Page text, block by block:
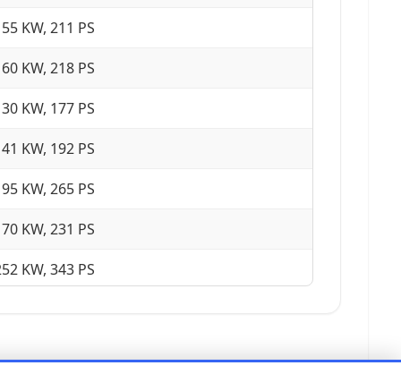
KW, 211 PS
KW, 218 PS
KW, 177 PS
KW, 192 PS
KW, 265 PS
KW, 231 PS
KW, 343 PS